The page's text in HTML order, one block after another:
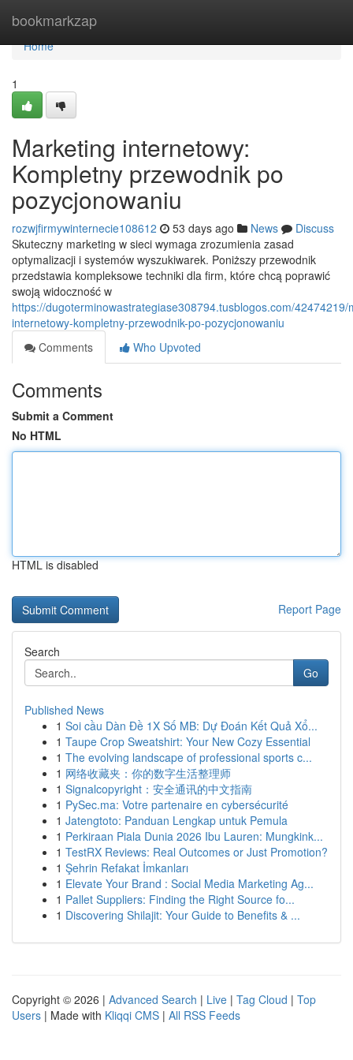
bookmarkzap
Home
Home
1
Marketing internetowy:
Kompletny przewodnik po
pozycjonowaniu
rozwjfirmywinternecie108612 53 days ago News
Discuss
Skuteczny marketing w sieci wymaga zrozumienia zasad
optymalizacji i systemów wyszukiwarek. Poniższy przewodnik
przedstawia kompleksowe techniki dla firm, które chcą poprawić
swoją widoczność w
https://dugoterminowastrategiase308794.tusblogos.com/42474219/
internetowy-kompletny-przewodnik-po-pozycjonowaniu
Comments
Who Upvoted
Comments
Submit a Comment
No HTML
HTML is disabled
Report Page
Search
Go
Published News
1 Soi cầu Dàn Đề 1X Số MB: Dự Đoán Kết Quả Xổ...
1 Taupe Crop Sweatshirt: Your New Cozy Essential
1 The evolving landscape of professional sports c...
1 网络收藏夹：你的数字生活整理师
1 Signalcopyright：安全通讯的中文指南
1 PySec.ma: Votre partenaire en cybersécurité
1 Jatengtoto: Panduan Lengkap untuk Pemula
1 Perkiraan Piala Dunia 2026 Ibu Lauren: Mungkink...
1 TestRX Reviews: Real Outcomes or Just Promotion?
1 Şehrin Refakat İmkanları
1 Elevate Your Brand : Social Media Marketing Ag...
1 Pallet Suppliers: Finding the Right Source fo...
1 Discovering Shilajit: Your Guide to Benefits & ...
Copyright © 2026 | Advanced Search | Live | Tag Cloud | Top
Users | Made with Kliqqi CMS | All RSS Feeds